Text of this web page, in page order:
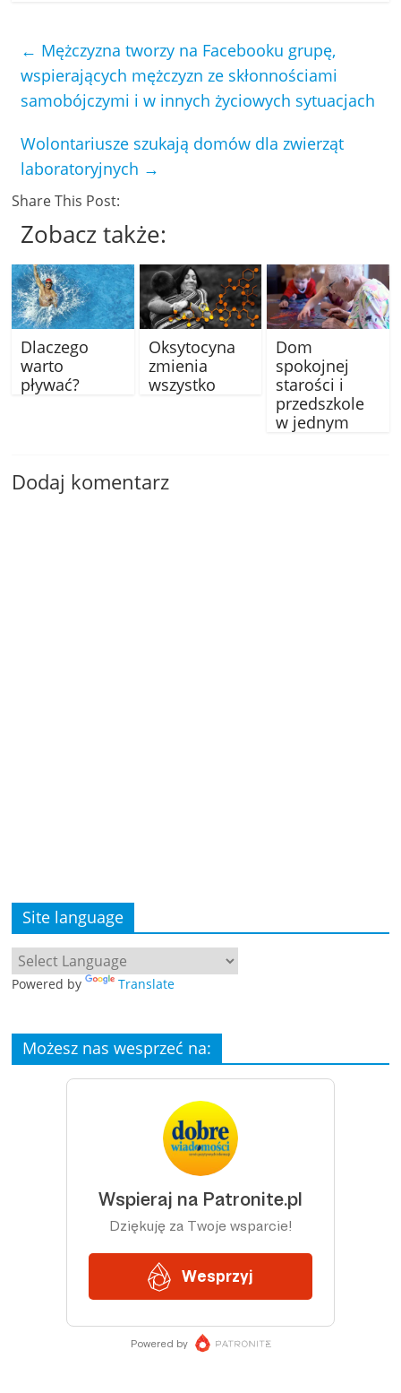
← Mężczyzna tworzy na Facebooku grupę,
wspierających mężczyzn ze skłonnościami
samobójczymi i w innych życiowych sytuacjach
Wolontariusze szukają domów dla zwierząt
laboratoryjnych →
Share This Post:
Zobacz także:
Dlaczego
warto
pływać?
Oksytocyna
zmienia
wszystko
Dom
spokojnej
starości i
przedszkole
w jednym
Dodaj komentarz
Site language
Powered by Translate
Możesz nas wesprzeć na: